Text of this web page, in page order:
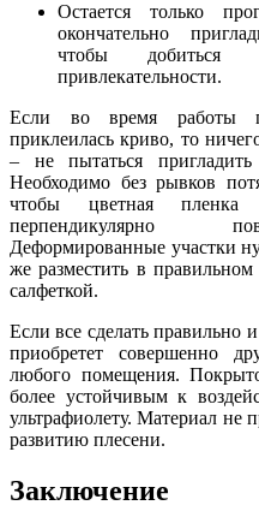
Остается только
окончательно
чтобы добиться
привлекательности.
Если во время работы
приклеилась криво, то
– не пытаться
Необходимо без рывков
чтобы цветная пленка
перпендикулярно
Деформированные участки
же разместить в
салфеткой.
Если все сделать правильно
приобретет совершенно
любого помещения.
более устойчивым к
ультрафиолету. Материал не
развитию плесени.
Заключение